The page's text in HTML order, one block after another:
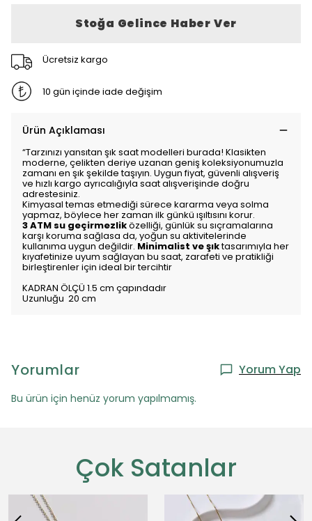
Stoğa Gelince Haber Ver
Ücretsiz kargo
10 gün içinde iade değişim
Ürün Açıklaması
“Tarzınızı yansıtan şık saat modelleri burada! Klasikten
moderne, çelikten deriye uzanan geniş koleksiyonumuzla
zamanı en şık şekilde taşıyın. Uygun fiyat, güvenli alışveriş
ve hızlı kargo ayrıcalığıyla saat alışverişinde doğru
adrestesiniz.
Kimyasal temas etmediği sürece kararma veya solma
yapmaz, böylece her zaman ilk günkü ışıltısını korur.
3 ATM su geçirmezliközelliği, günlük su sıçramalarına
karşı koruma sağlasa da, yoğun su aktivitelerinde
kullanıma uygun değildir. Minimalist ve şıktasarımıyla her
kıyafetinize uyum sağlayan bu saat, zarafeti ve pratikliği
birleştirenler için ideal bir tercihtir
KADRAN ÖLÇÜ 1.5 cm çapındadır
Uzunluğu 20 cm
Yorumlar Yorum Yap
Bu ürün için henüz yorum yapılmamış.
Çok Satanlar